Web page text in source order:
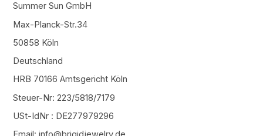
Summer Sun GmbH
Max-Planck-Str.34
50858 Köln
Deutschland
HRB 70166 Amtsgericht Köln
Steuer-Nr: 223/5818/7179
USt-IdNr : DE277979296